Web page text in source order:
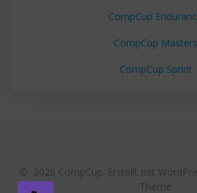
CompCup
CompCup Masters
CompCup Sprint
© 2026 CompCup. Erstellt mit
Theme